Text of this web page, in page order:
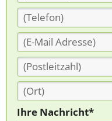
Ihre Nachricht*